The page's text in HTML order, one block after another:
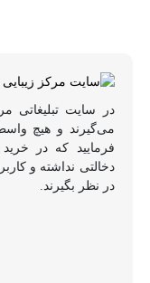
در سایت تبلیغاتی
می‌گیرند و هیچ
فرمایید که در
دخالتی نداشته و
در نظر بگیرند.